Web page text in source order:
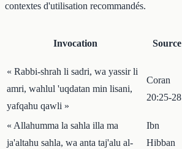
contextes d'utilisation recommandés.
Invocation Source
« Rabbi-shrah li sadri, wa yassir li
amri, wahlul 'uqdatan min lisani,
yafqahu qawli »
Coran
20:25-28
« Allahumma la sahla illa ma
ja'altahu sahla, wa anta taj'alu al-
Ibn
Hibban